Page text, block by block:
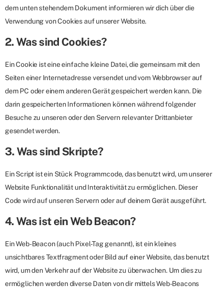
dem unten stehendem Dokument informieren wir dich über die
Verwendung von Cookies auf unserer Website.
2. Was sind Cookies?
Ein Cookie ist eine einfache kleine Datei, die gemeinsam mit den
Seiten einer Internetadresse versendet und vom Webbrowser auf
dem PC oder einem anderen Gerät gespeichert werden kann. Die
darin gespeicherten Informationen können während folgender
Besuche zu unseren oder den Servern relevanter Drittanbieter
gesendet werden.
3. Was sind Skripte?
Ein Script ist ein Stück Programmcode, das benutzt wird, um unserer
Website Funktionalität und Interaktivität zu ermöglichen. Dieser
Code wird auf unseren Servern oder auf deinem Gerät ausgeführt.
4. Was ist ein Web Beacon?
Ein Web-Beacon (auch Pixel-Tag genannt), ist ein kleines
unsichtbares Textfragment oder Bild auf einer Website, das benutzt
wird, um den Verkehr auf der Website zu überwachen. Um dies zu
ermöglichen werden diverse Daten von dir mittels Web-Beacons